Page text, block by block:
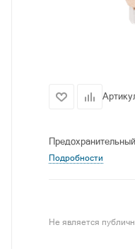
Подробности
Не является